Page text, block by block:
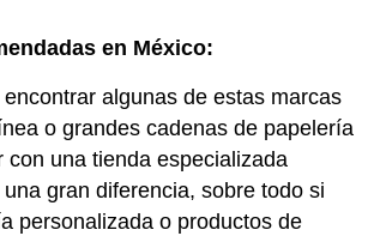
en México:
algunas de estas marcas
o grandes cadenas de papelería
con una tienda especializada
gran diferencia, sobre todo si
personalizada o productos de